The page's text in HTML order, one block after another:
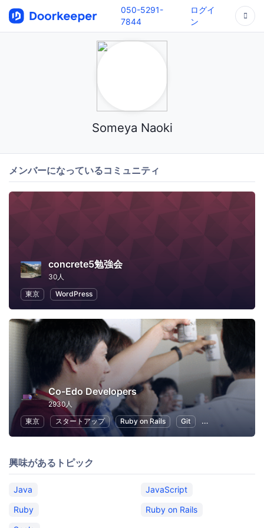
050-5291-
7844
ログイ
ン
Someya Naoki
メンバーになっているコミュニティ
concrete5勉強会
30人
東京
WordPress
Co-Edo Developers
2930人
東京
スタートアップ Ruby on Rails Git プログラミング
興味があるトピック
Java
JavaScript
Ruby
Ruby on Rails